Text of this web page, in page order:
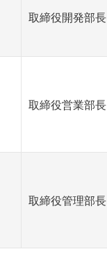
取締役開発部長
取締役営業部長
取締役管理部長